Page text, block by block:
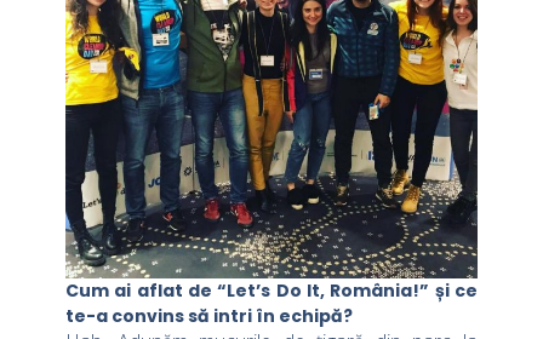
Cum ai aflat de “Let’s Do It, România!” și ce
te-a convins să intri în echipă?